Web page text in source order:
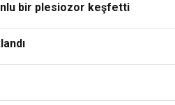
bir plesiozor keşfetti